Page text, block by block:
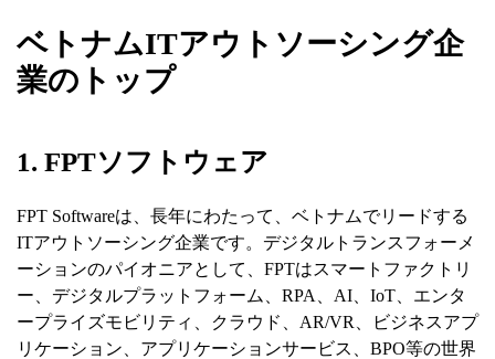
ベトナムITアウトソーシング企
業のトップ
1. FPTソフトウェア
FPT Softwareは、長年にわたって、ベトナムでリードする
ITアウトソーシング企業です。デジタルトランスフォーメ
ーションのパイオニアとして、FPTはスマートファクトリ
ー、デジタルプラットフォーム、RPA、AI、IoT、エンタ
ープライズモビリティ、クラウド、AR/VR、ビジネスアプ
リケーション、アプリケーションサービス、BPO等の世界